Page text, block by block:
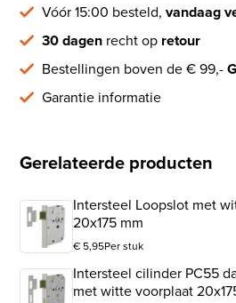
Vóór 15:00 besteld,vandaag
30 dagen recht op retour
Bestellingen boven de € 99,-
Garantie informatie
Gerelateerde producten
Intersteel Loopslot met
20x175 mm
€ 5,95Per stuk
Intersteel cilinder PC55
met witte voorplaat